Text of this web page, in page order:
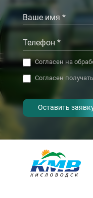
Согласен на
Согласен получать